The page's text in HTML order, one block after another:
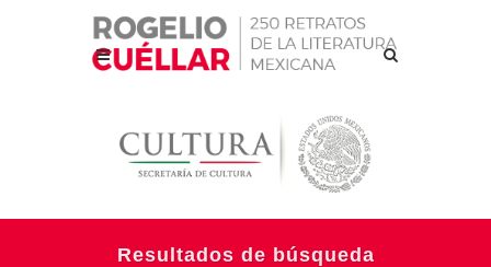
Resultados de búsqueda